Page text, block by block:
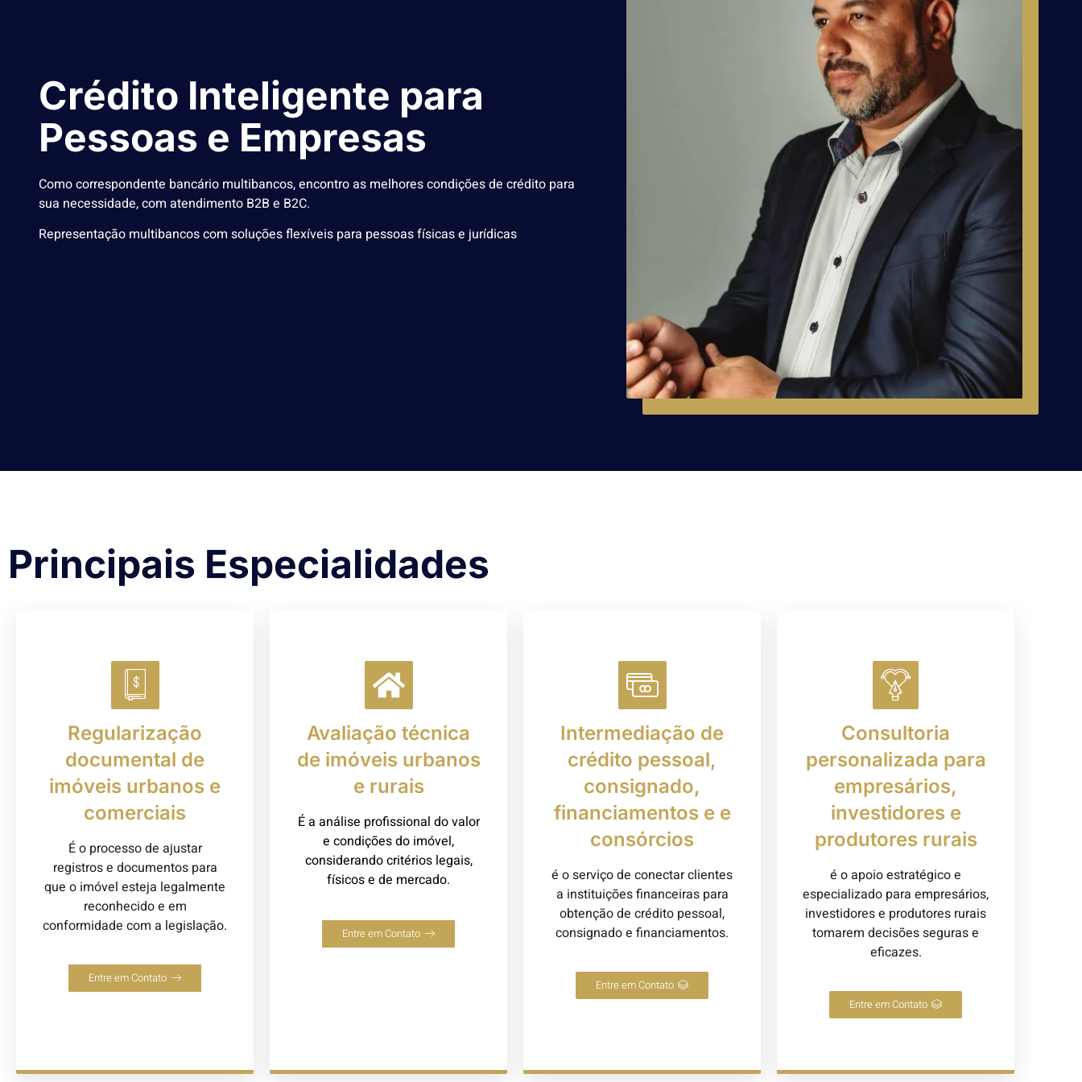
Crédito Inteligente para
Pessoas e Empresas
Como correspondente bancário multibancos, encontro as melhores condições de crédito para
sua necessidade, com atendimento B2B e B2C.
Representação multibancos com soluções flexíveis para pessoas físicas e jurídicas
Principais Especialidades
Regularização
documental de
imóveis urbanos e
comerciais
É o processo de ajustar
registros e documentos para
que o imóvel esteja legalmente
reconhecido e em
conformidade com a legislação.
Entre em Contato
Avaliação técnica
de imóveis urbanos
e rurais
É a análise profissional do valor
e condições do imóvel,
considerando critérios legais,
físicos e de mercado.
Entre em Contato
Intermediação de
crédito pessoal,
consignado,
financiamentos e e
consórcios
é o serviço de conectar clientes
a instituições financeiras para
obtenção de crédito pessoal,
consignado e financiamentos.
Entre em Contato
Consultoria
personalizada para
empresários,
investidores e
produtores rurais
é o apoio estratégico e
especializado para empresários,
investidores e produtores rurais
tomarem decisões seguras e
eficazes.
Entre em Contato